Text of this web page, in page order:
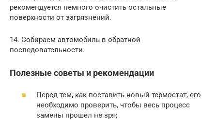
рекомендуется немного очистить остальные
поверхности от загрязнений.
14. Собираем автомобиль в обратной
последовательности.
Полезные советы и рекомендации
Перед тем, как поставить новый термостат, его
необходимо проверить, чтобы весь процесс
замены прошел не зря;